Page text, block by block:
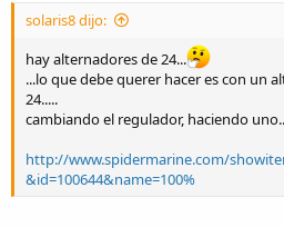
solaris8 dijo:
hay alternadores de 24...
...lo que debe querer hacer es con un
24.....
cambiando el regulador, haciendo
http://www.spidermarine.com/
&id=100644&name=100%